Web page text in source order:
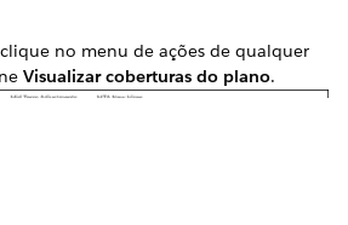
no menu de ações de qualquer
Visualizar coberturas do plano.